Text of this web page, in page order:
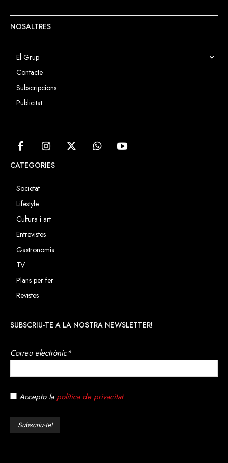
NOSALTRES
El Grup
Contacte
Subscripcions
Publicitat
CATEGORIES
Societat
Lifestyle
Cultura i art
Entrevistes
Gastronomia
TV
Plans per fer
Revistes
SUBSCRIU-TE A LA NOSTRA NEWSLETTER!
Correu electrònic*
Accepto la política de privacitat